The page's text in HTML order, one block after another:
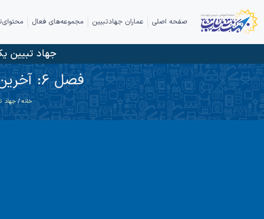
صفحه اصلی عماران جهادتبیین مجموعه‌های فعال
جهاد
فصل 6: آخرین فرعون و آخرین اناربکم الاعلی گویی
خانه/جهاد